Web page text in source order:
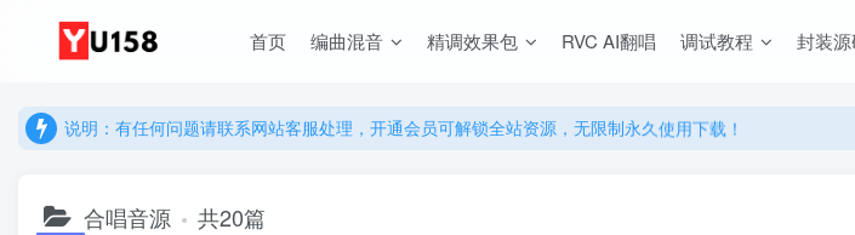
首页 编曲混音 精调效果包 RVC AI翻唱 调试教程 封装
说明：有任何问题请联系网站客服处理，开通会员可解锁全站资源，无限制永久使用下载！
说明：有任何问题请联系网站客服处理，开通会员可解锁全站资源，无限制永久使用下载！
合唱音源 共20篇